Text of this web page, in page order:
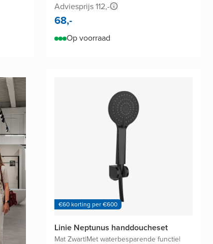
Adviesprijs 112,-
68,-
Op voorraad
€60 korting per €600
Linie Neptunus handdoucheset
Mat Zwart|Met waterbesparende functie|